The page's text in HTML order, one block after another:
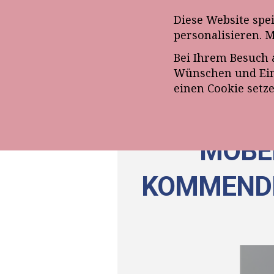
Diese Website
personalisieren.
Bei Ihrem
Wünschen und
einen Cookie
Anmeldung zum E-Mail-